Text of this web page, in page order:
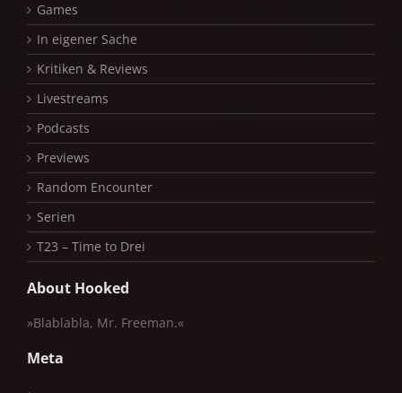
Games
In eigener Sache
Kritiken & Reviews
Livestreams
Podcasts
Previews
Random Encounter
Serien
T23 – Time to Drei
About Hooked
»Blablabla, Mr. Freeman.«
Meta